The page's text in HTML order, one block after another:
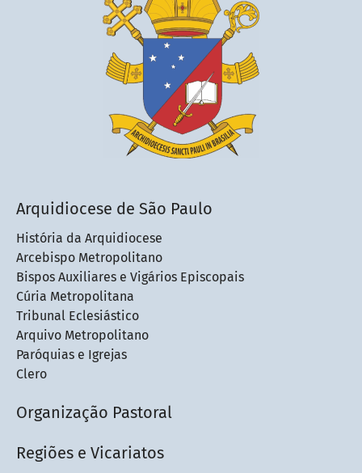
Arquidiocese de São Paulo
História da Arquidiocese
Arcebispo Metropolitano
Bispos Auxiliares e Vigários Episcopais
Cúria Metropolitana
Tribunal Eclesiástico
Arquivo Metropolitano
Paróquias e Igrejas
Clero
Organização Pastoral
Regiões e Vicariatos